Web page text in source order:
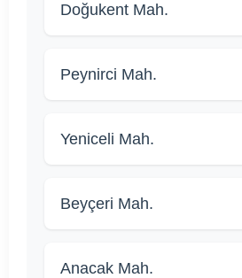
Doğukent Mah.
Peynirci Mah.
Yeniceli Mah.
Beyçeri Mah.
Anacak Mah.